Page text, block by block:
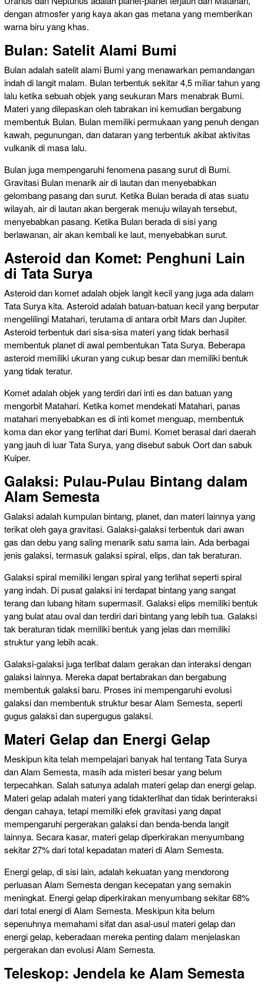
dengan atmosfer yang kaya akan gas metana yang memberikan
warna biru yang khas.
Bulan: Satelit Alami Bumi
Bulan adalah satelit alami Bumi yang menawarkan pemandangan
indah di langit malam. Bulan terbentuk sekitar 4,5 miliar tahun yang
lalu ketika sebuah objek yang seukuran Mars menabrak Bumi.
Materi yang dilepaskan oleh tabrakan ini kemudian bergabung
membentuk Bulan. Bulan memiliki permukaan yang penuh dengan
kawah, pegunungan, dan dataran yang terbentuk akibat aktivitas
vulkanik di masa lalu.
Bulan juga mempengaruhi fenomena pasang surut di Bumi.
Gravitasi Bulan menarik air di lautan dan menyebabkan
gelombang pasang dan surut. Ketika Bulan berada di atas suatu
wilayah, air di lautan akan bergerak menuju wilayah tersebut,
menyebabkan pasang. Ketika Bulan berada di sisi yang
berlawanan, air akan kembali ke laut, menyebabkan surut.
Asteroid dan Komet: Penghuni Lain
di Tata Surya
Asteroid dan komet adalah objek langit kecil yang juga ada dalam
Tata Surya kita. Asteroid adalah batuan-batuan kecil yang berputar
mengelilingi Matahari, terutama di antara orbit Mars dan Jupiter.
Asteroid terbentuk dari sisa-sisa materi yang tidak berhasil
membentuk planet di awal pembentukan Tata Surya. Beberapa
asteroid memiliki ukuran yang cukup besar dan memiliki bentuk
yang tidak teratur.
Komet adalah objek yang terdiri dari inti es dan batuan yang
mengorbit Matahari. Ketika komet mendekati Matahari, panas
matahari menyebabkan es di inti komet menguap, membentuk
koma dan ekor yang terlihat dari Bumi. Komet berasal dari daerah
yang jauh di luar Tata Surya, yang disebut sabuk Oort dan sabuk
Kuiper.
Galaksi: Pulau-Pulau Bintang dalam
Alam Semesta
Galaksi adalah kumpulan bintang, planet, dan materi lainnya yang
terikat oleh gaya gravitasi. Galaksi-galaksi terbentuk dari awan
gas dan debu yang saling menarik satu sama lain. Ada berbagai
jenis galaksi, termasuk galaksi spiral, elips, dan tak beraturan.
Galaksi spiral memiliki lengan spiral yang terlihat seperti spiral
yang indah. Di pusat galaksi ini terdapat bintang yang sangat
terang dan lubang hitam supermasif. Galaksi elips memiliki bentuk
yang bulat atau oval dan terdiri dari bintang yang lebih tua. Galaksi
tak beraturan tidak memiliki bentuk yang jelas dan memiliki
struktur yang lebih acak.
Galaksi-galaksi juga terlibat dalam gerakan dan interaksi dengan
galaksi lainnya. Mereka dapat bertabrakan dan bergabung
membentuk galaksi baru. Proses ini mempengaruhi evolusi
galaksi dan membentuk struktur besar Alam Semesta, seperti
gugus galaksi dan supergugus galaksi.
Materi Gelap dan Energi Gelap
Meskipun kita telah mempelajari banyak hal tentang Tata Surya
dan Alam Semesta, masih ada misteri besar yang belum
terpecahkan. Salah satunya adalah materi gelap dan energi gelap.
Materi gelap adalah materi yang tidakterlihat dan tidak berinteraksi
dengan cahaya, tetapi memiliki efek gravitasi yang dapat
mempengaruhi pergerakan galaksi dan benda-benda langit
lainnya. Secara kasar, materi gelap diperkirakan menyumbang
sekitar 27% dari total kepadatan materi di Alam Semesta.
Energi gelap, di sisi lain, adalah kekuatan yang mendorong
perluasan Alam Semesta dengan kecepatan yang semakin
meningkat. Energi gelap diperkirakan menyumbang sekitar 68%
dari total energi di Alam Semesta. Meskipun kita belum
sepenuhnya memahami sifat dan asal-usul materi gelap dan
energi gelap, keberadaan mereka penting dalam menjelaskan
pergerakan dan evolusi Alam Semesta.
Teleskop: Jendela ke Alam Semesta